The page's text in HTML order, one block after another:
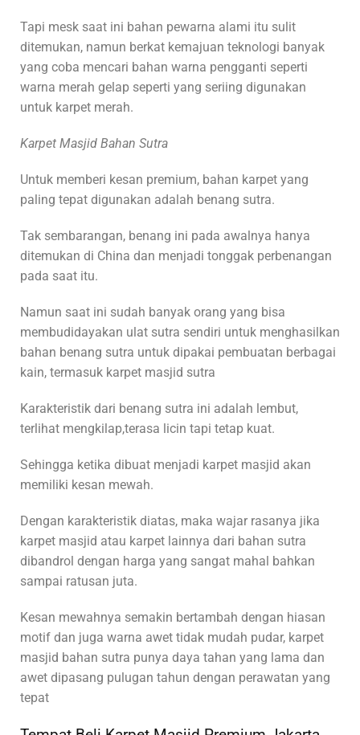
Tapi mesk saat ini bahan pewarna alami itu sulit
ditemukan, namun berkat kemajuan teknologi banyak
yang coba mencari bahan warna pengganti seperti
warna merah gelap seperti yang seriing digunakan
untuk karpet merah.
Karpet Masjid Bahan Sutra
Untuk memberi kesan premium, bahan karpet yang
paling tepat digunakan adalah benang sutra.
Tak sembarangan, benang ini pada awalnya hanya
ditemukan di China dan menjadi tonggak perbenangan
pada saat itu.
Namun saat ini sudah banyak orang yang bisa
membudidayakan ulat sutra sendiri untuk menghasilkan
bahan benang sutra untuk dipakai pembuatan berbagai
kain, termasuk karpet masjid sutra
Karakteristik dari benang sutra ini adalah lembut,
terlihat mengkilap,terasa licin tapi tetap kuat.
Sehingga ketika dibuat menjadi karpet masjid akan
memiliki kesan mewah.
Dengan karakteristik diatas, maka wajar rasanya jika
karpet masjid atau karpet lainnya dari bahan sutra
dibandrol dengan harga yang sangat mahal bahkan
sampai ratusan juta.
Kesan mewahnya semakin bertambah dengan hiasan
motif dan juga warna awet tidak mudah pudar, karpet
masjid bahan sutra punya daya tahan yang lama dan
awet dipasang pulugan tahun dengan perawatan yang
tepat